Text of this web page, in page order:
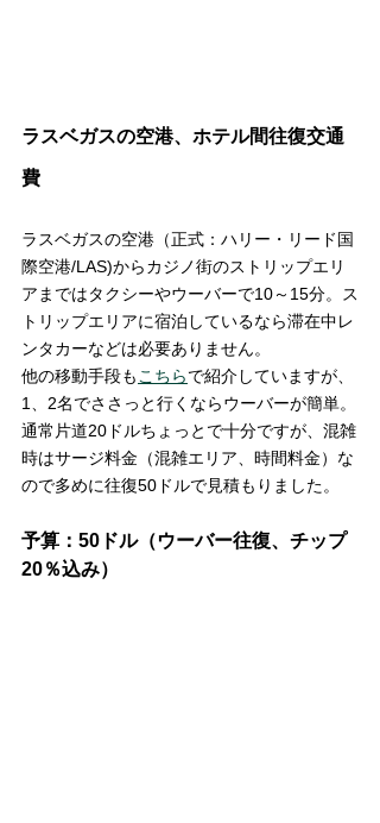
ラスベガスの空港、ホテル間往復交通
費
ラスベガスの空港（正式：ハリー・リード国
際空港/LAS)からカジノ街のストリップエリ
アまではタクシーやウーバーで10～15分。ス
トリップエリアに宿泊しているなら滞在中レ
ンタカーなどは必要ありません。
他の移動手段もこちらで紹介していますが、
1、2名でささっと行くならウーバーが簡単。
通常片道20ドルちょっとで十分ですが、混雑
時はサージ料金（混雑エリア、時間料金）な
ので多めに往復50ドルで見積もりました。
予算：50ドル（ウーバー往復、チップ
20％込み）